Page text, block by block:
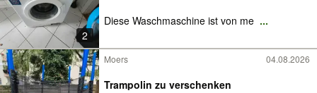
2
Diese Waschmaschine ist von me ...
Moers 04.08.2026
Trampolin zu verschenken